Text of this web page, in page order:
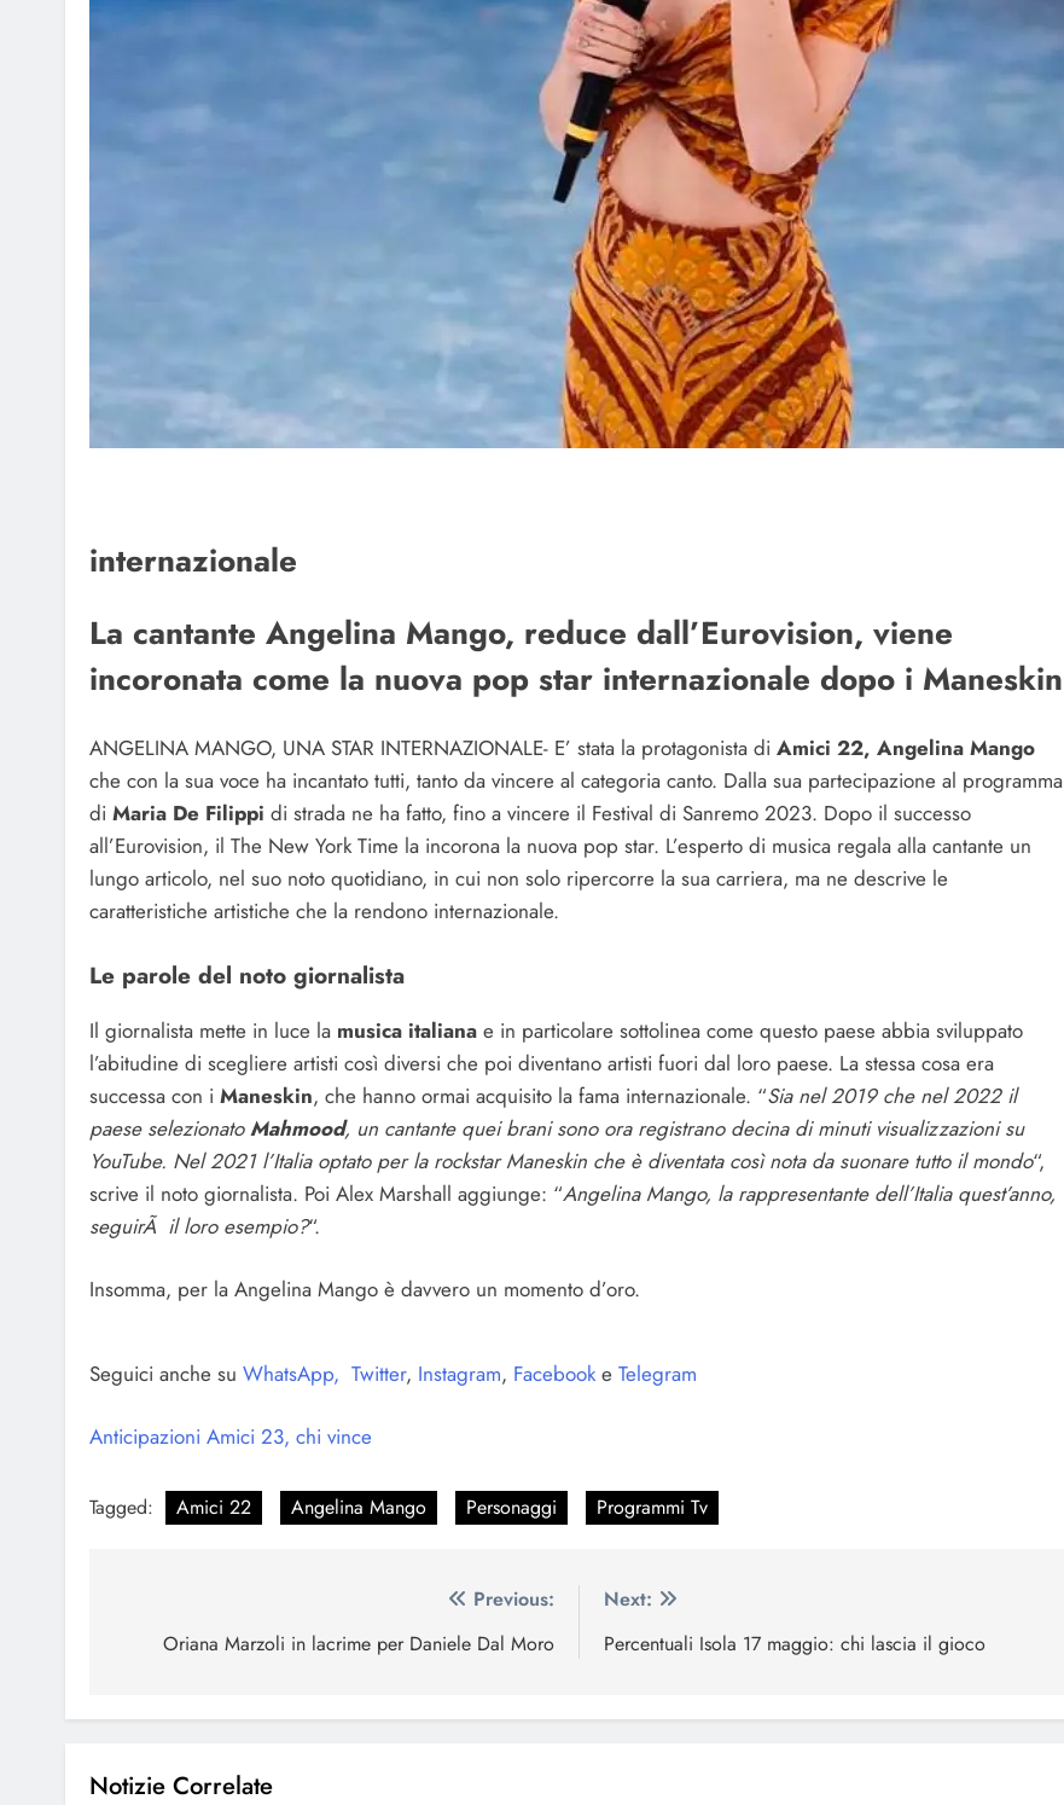
internazionale
La cantante Angelina Mango, reduce dall’Eurovision, viene
incoronata come la nuova pop star internazionale dopo i Maneskin
ANGELINA MANGO, UNA STAR INTERNAZIONALE- E’ stata la protagonista di Amici 22, Angelina Mango
che con la sua voce ha incantato tutti, tanto da vincere al categoria canto. Dalla sua partecipazione al programma
di Maria De Filippi di strada ne ha fatto, fino a vincere il Festival di Sanremo 2023. Dopo il successo
all’Eurovision, il The New York Time la incorona la nuova pop star. L’esperto di musica regala alla cantante un
lungo articolo, nel suo noto quotidiano, in cui non solo ripercorre la sua carriera, ma ne descrive le
caratteristiche artistiche che la rendono internazionale.
Le parole del noto giornalista
Il giornalista mette in luce la musica italiana e in particolare sottolinea come questo paese abbia sviluppato
l’abitudine di scegliere artisti così diversi che poi diventano artisti fuori dal loro paese. La stessa cosa era
successa con i Maneskin, che hanno ormai acquisito la fama internazionale. “Sia nel 2019 che nel 2022 il
paese selezionatoMahmood, un cantante quei brani sono ora registrano decina di minuti visualizzazioni su
YouTube. Nel 2021 l’Italia optato per la rockstar Maneskin che è diventata così nota da suonare tutto il mondo“,
scrive il noto giornalista. Poi Alex Marshall aggiunge: “Angelina Mango, la rappresentante dell’Italia quest’anno,
seguirÃ il loro esempio?“.
Insomma, per la Angelina Mango è davvero un momento d’oro.
Seguici anche su WhatsApp, Twitter, Instagram, Facebooke Telegram
Anticipazioni Amici 23, chi vince
Tagged: Amici 22 Angelina Mango Personaggi Programmi Tv
articoli
Previous:
Oriana Marzoli in lacrime per Daniele Dal Moro
Next:
Percentuali Isola 17 maggio: chi lascia il gioco
Notizie Correlate